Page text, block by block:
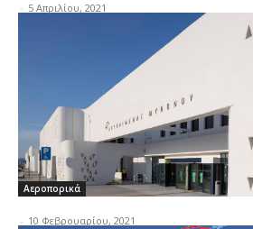
- 5 Απριλίου, 2021
Αεροπορικά
- 10 Φεβρουαρίου, 2021